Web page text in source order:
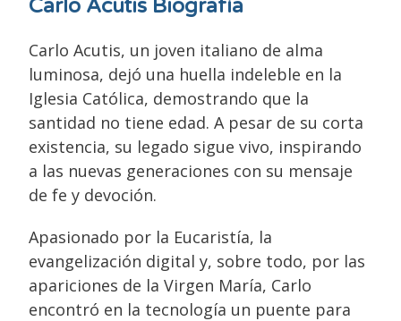
Carlo Acutis Biografía
Carlo Acutis, un joven italiano de alma
luminosa, dejó una huella indeleble en la
Iglesia Católica, demostrando que la
santidad no tiene edad. A pesar de su corta
existencia, su legado sigue vivo, inspirando
a las nuevas generaciones con su mensaje
de fe y devoción.
Apasionado por la Eucaristía, la
evangelización digital y, sobre todo, por las
apariciones de la Virgen María, Carlo
encontró en la tecnología un puente para